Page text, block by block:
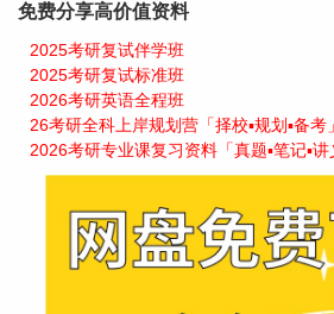
免费分享高价值资料
2025考研复试伴学班
2025考研复试标准班
2026考研英语全程班
26考研全科上岸规划营「择校▪规划▪备考」
2026考研专业课复习资料「真题▪笔记▪讲